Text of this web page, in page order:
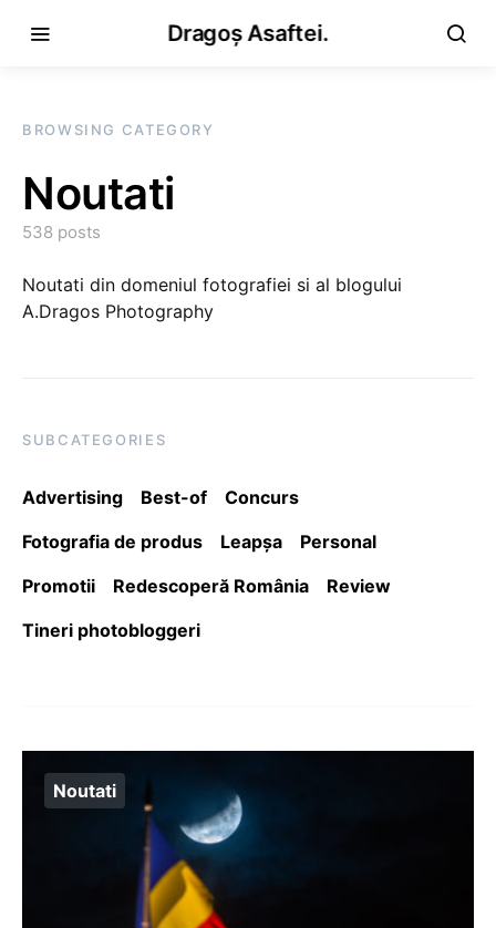
Dragoș Asaftei.
BROWSING CATEGORY
Noutati
538 posts
Noutati din domeniul fotografiei si al blogului
A.Dragos Photography
SUBCATEGORIES
Advertising Best-of
Concurs
Fotografia de produs
Leapşa
Personal
Promotii
Redescoperă România
Review
Tineri photobloggeri
Noutati